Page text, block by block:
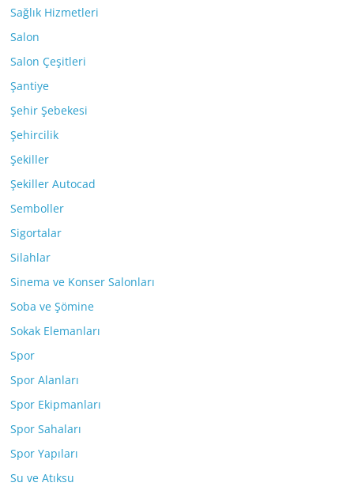
Sağlık Hizmetleri
Salon
Salon Çeşitleri
Şantiye
Şehir Şebekesi
Şehircilik
Şekiller
Şekiller Autocad
Semboller
Sigortalar
Silahlar
Sinema ve Konser Salonları
Soba ve Şömine
Sokak Elemanları
Spor
Spor Alanları
Spor Ekipmanları
Spor Sahaları
Spor Yapıları
Su ve Atıksu